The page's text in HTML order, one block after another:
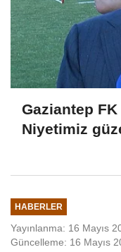
Gaziantep FK
Niyetimiz
HABERLER
Yayınlanma: 16 Mayıs
Güncelleme: 16 Mayıs